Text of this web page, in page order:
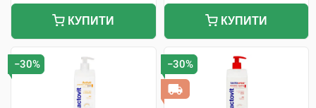
КУПИТИ КУПИТИ
−30% −30%